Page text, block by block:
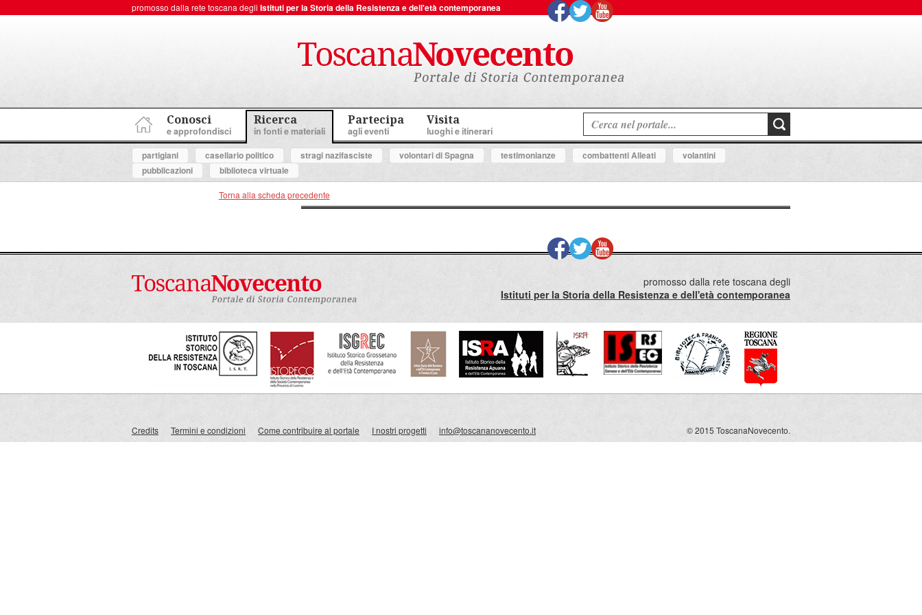
promosso dalla rete toscana degli Istituti per la Storia della Resistenza e dell'età contemporanea
Conosci
e approfondisci
Ricerca
in fonti e materiali
Partecipa
agli eventi
Visita
luoghi e itinerari
partigiani
casellario politico stragi nazifasciste volontari di Spagna testimonianze combattenti Alleati
volantini
pubblicazioni
biblioteca virtuale
Torna alla scheda precedente
promosso dalla rete toscana degli
Istituti per la Storia della Resistenza e dell'età contemporanea
Credits Termini e condizioni Come contribuire al portale I nostri progetti info@toscananovecento.it © 2015 ToscanaNovecento.